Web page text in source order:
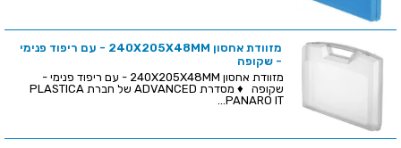
מזוודת אחסון 240X205X48MM - עם ריפוד פנימי
- שקופה
מזוודת אחסון 240X205X48MM - עם ריפוד פנימי -
שקופה ♦ מסדרת ADVANCED של חברת PLASTICA
PANARO IT...